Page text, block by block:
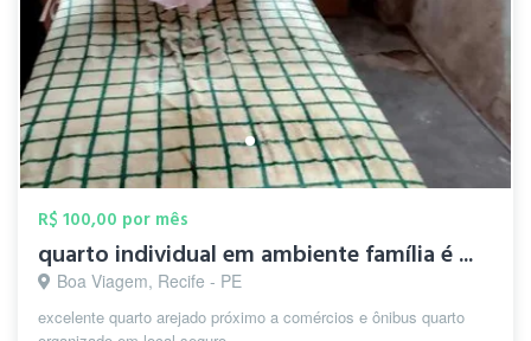
R$ 100,00 por mês
quarto individual em ambiente família é ...
Boa Viagem, Recife - PE
excelente quarto arejado próximo a comércios e ônibus quarto